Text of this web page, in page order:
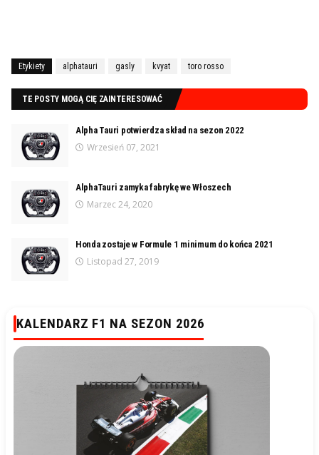
Etykiety alphatauri gasly kvyat toro rosso
TE POSTY MOGĄ CIĘ ZAINTERESOWAĆ
Alpha Tauri potwierdza skład na sezon 2022
Wrzesień 07, 2021
AlphaTauri zamyka fabrykę we Włoszech
Marzec 24, 2020
Honda zostaje w Formule 1 minimum do końca 2021
Listopad 27, 2019
KALENDARZ F1 NA SEZON 2026